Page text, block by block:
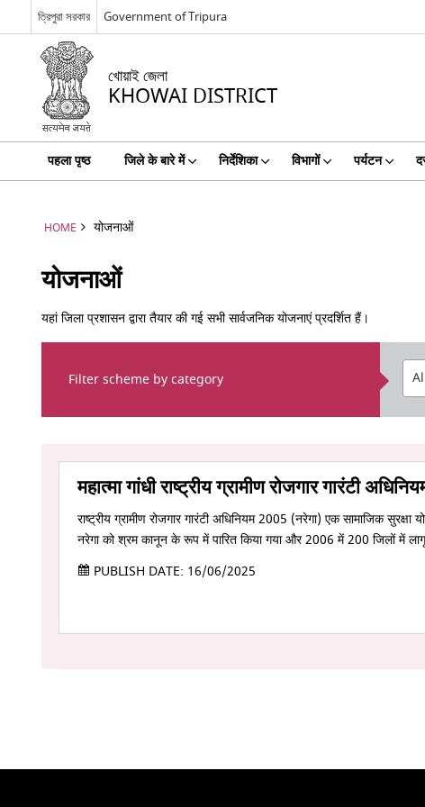
ত্রিপুরা সরকার Government of Tripura
খোয়াই জেলা
KHOWAI DISTRICT
पहला पृष्ठ जिले के बारे में निर्देशिका विभागों पर्यटन
HOME योजनाओं
योजनाओं
यहां जिला प्रशासन द्वारा तैयार की गई सभी सार्वजनिक योजनाएं प्रदर्शित हैं।
Filter scheme by category
महात्मा गांधी राष्ट्रीय ग्रामीण रोजगार गारंटी
राष्ट्रीय ग्रामीण रोजगार गारंटी अधिनियम 2005 (नरेगा) एक सामाजिक
नरेगा को श्रम कानून के रूप में पारित किया गया और 2006 में 200 जिलों में
PUBLISH DATE: 16/06/2025